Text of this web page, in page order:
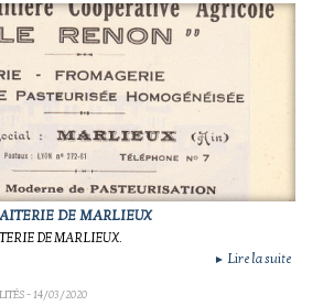
DE MARLIEUX
DE MARLIEUX.
► Lire la suite
- 14/03/2020